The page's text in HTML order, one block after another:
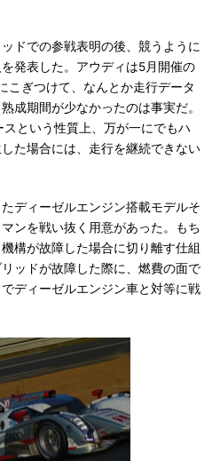
ドでの参戦表明の後、競うように
発表した。アウディは5月開催の
こぎつけて、なんとか走行データ
成期間が少なかったのは事実だ。
という性質上、万が一にでもハ
た場合には、走行を継続できない
ディーゼルエンジン搭載モデルそ
ンを戦い抜く用意があった。もち
構が故障した場合に切り離す仕組
ッドが故障した際に、燃費の面で
ディーゼルエンジン車と対等に戦